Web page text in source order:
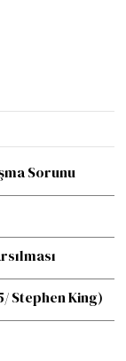
Sorunu
Stephen King)